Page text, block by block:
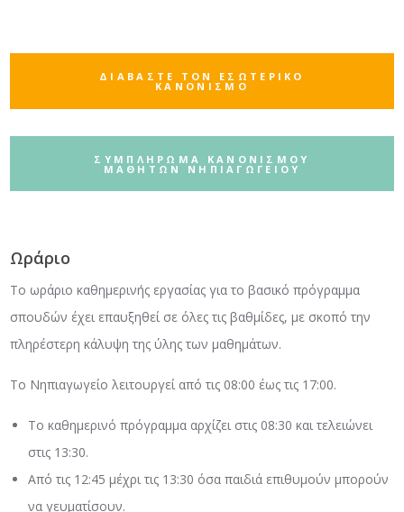
ΔΙΑΒΑΣΤΕ ΤΟΝ ΕΣΩΤΕΡΙΚΟ
ΚΑΝΟΝΙΣΜΟ
ΣΥΜΠΛΗΡΩΜΑ ΚΑΝΟΝΙΣΜΟΥ
ΜΑΘΗΤΩΝ ΝΗΠΙΑΓΩΓΕΙΟΥ
Ωράριο
Το ωράριο καθημερινής εργασίας για το βασικό πρόγραμμα
σπουδών έχει επαυξηθεί σε όλες τις βαθμίδες, με σκοπό την
πληρέστερη κάλυψη της ύλης των μαθημάτων.
Το Νηπιαγωγείο λειτουργεί από τις 08:00 έως τις 17:00.
Το καθημερινό πρόγραμμα αρχίζει στις 08:30 και τελειώνει
στις 13:30.
Από τις 12:45 μέχρι τις 13:30 όσα παιδιά επιθυμούν μπορούν
να γευματίσουν.